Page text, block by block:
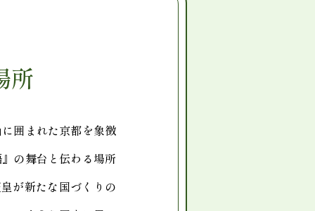
所
囲まれた京都を象徴
の舞台と伝わる場所
が新たな国づくりの